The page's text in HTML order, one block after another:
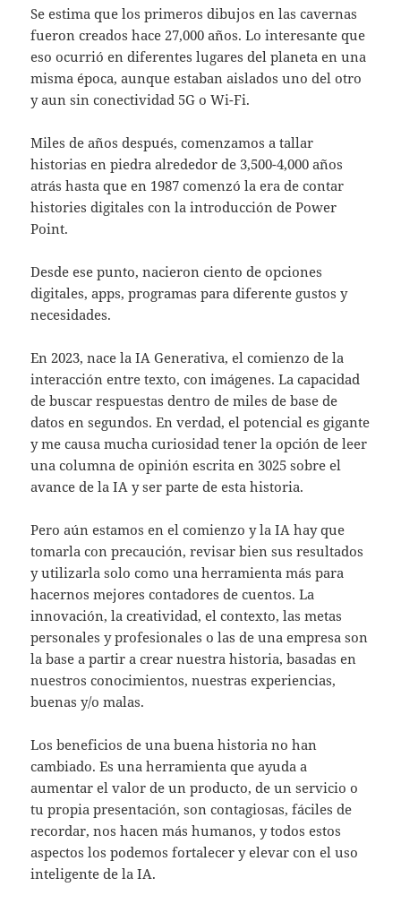
Se estima que los primeros dibujos en las cavernas
fueron creados hace 27,000 años. Lo interesante que
eso ocurrió en diferentes lugares del planeta en una
misma época, aunque estaban aislados uno del otro
y aun sin conectividad 5G o Wi-Fi.
Miles de años después, comenzamos a tallar
historias en piedra alrededor de 3,500-4,000 años
atrás hasta que en 1987 comenzó la era de contar
histories digitales con la introducción de Power
Point.
Desde ese punto, nacieron ciento de opciones
digitales, apps, programas para diferente gustos y
necesidades.
En 2023, nace la IA Generativa, el comienzo de la
interacción entre texto, con imágenes. La capacidad
de buscar respuestas dentro de miles de base de
datos en segundos. En verdad, el potencial es gigante
y me causa mucha curiosidad tener la opción de leer
una columna de opinión escrita en 3025 sobre el
avance de la IA y ser parte de esta historia.
Pero aún estamos en el comienzo y la IA hay que
tomarla con precaución, revisar bien sus resultados
y utilizarla solo como una herramienta más para
hacernos mejores contadores de cuentos. La
innovación, la creatividad, el contexto, las metas
personales y profesionales o las de una empresa son
la base a partir a crear nuestra historia, basadas en
nuestros conocimientos, nuestras experiencias,
buenas y/o malas.
Los beneficios de una buena historia no han
cambiado. Es una herramienta que ayuda a
aumentar el valor de un producto, de un servicio o
tu propia presentación, son contagiosas, fáciles de
recordar, nos hacen más humanos, y todos estos
aspectos los podemos fortalecer y elevar con el uso
inteligente de la IA.